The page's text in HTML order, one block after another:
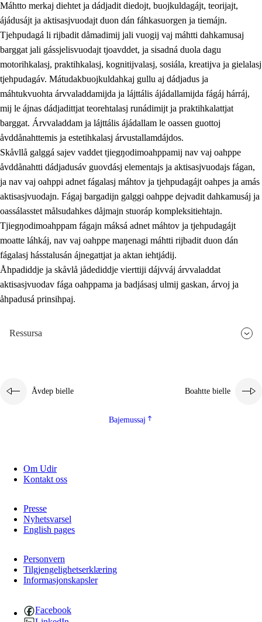
2.4 Oahppat oahppat
Doaresfágalasj tiemá
Máhtto merkaj diehtet ja dádjadit diedojt, buojkuldagájt, teorijajt,
ájádusájt ja aktisasjvuodajt duon dán fáhkasuorgen ja tiemájn.
Tjehpudagá li rijbadit dåmadimij jali vuogij vaj máhtti dahkamusaj
barggat jali gássjelisvuodajt tjoavddet, ja sisadná duola dagu
motorihkalasj, praktihkalasj, kognitijvalasj, sosiála, kreatijva ja gielalasj
tjehpudagáv. Mátudakbuojkuldahkaj gullu aj dádjadus ja
máhtukvuohta árvvaladdamijda ja lájttális ájádallamijda fágáj hárráj,
mij le ájnas dádjadittjat teorehtalasj runádimijt ja praktihkalattjat
barggat. Árvvaladdam ja lájttális ájádallam le oassen guottoj
åvddånahttemis ja estetihkalasj árvustallamdájdos.
Skåvllå galggá sajev vaddet tjiegŋodimoahppamij nav vaj oahppe
åvddånahtti dádjadusáv guovdásj elementajs ja aktisasjvuodajs fágan,
ja nav vaj oahppi adnet fágalasj máhtov ja tjehpudagájt oahpes ja amás
aktisasjvuodajn. Fágaj bargadijn galggi oahppe dejvadit dahkamusáj ja
oassálasstet målsudahkes dåjmajn stuoráp kompleksitiehtajn.
Tjiegŋodimoahppam fágajn máksá adnet máhtov ja tjehpudagájt
moatte láhkáj, nav vaj oahppe maŋenagi máhtti rijbadit duon dán
fágalasj hásstalusán ájnegattjat ja aktan iehtjádij.
Åhpadiddje ja skåvlå jådediddje vierttiji dájvváj árvvaladdat
aktisasjvuodav fága oahppama ja badjásasj ulmij gaskan, árvoj ja
åhpadusá prinsihpaj.
Ressursa
Åvdep bielle Boahtte bielle
Bajemussaj
Om Udir
Kontakt oss
Presse
Nyhetsvarsel
English pages
Personvern
Tilgjengelighetserklæring
Informasjonskapsler
Facebook